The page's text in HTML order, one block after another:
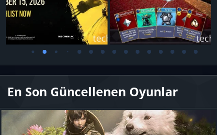
En Son Güncellenen Oyunlar